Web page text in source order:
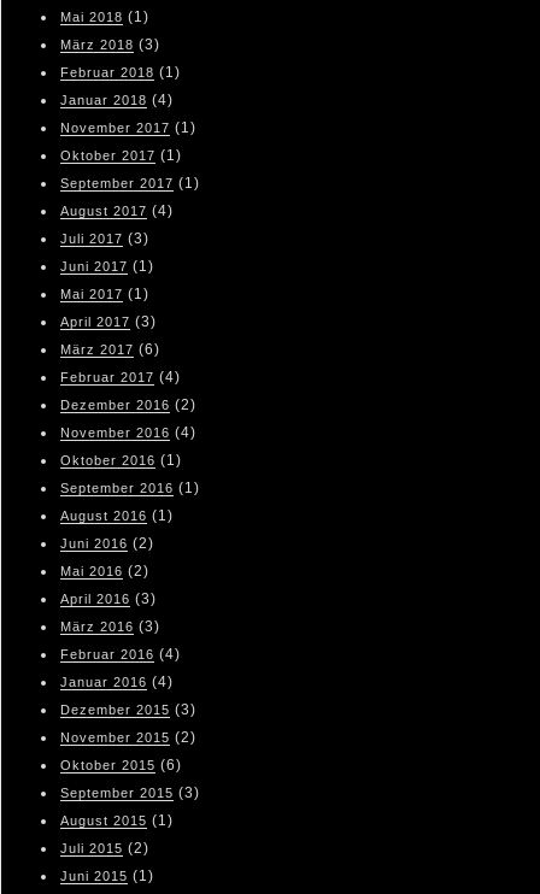
Mai 2018 (1)
März 2018 (3)
Februar 2018 (1)
Januar 2018 (4)
November 2017 (1)
Oktober 2017 (1)
September 2017 (1)
August 2017 (4)
Juli 2017 (3)
Juni 2017 (1)
Mai 2017 (1)
April 2017 (3)
März 2017 (6)
Februar 2017 (4)
Dezember 2016 (2)
November 2016 (4)
Oktober 2016 (1)
September 2016 (1)
August 2016 (1)
Juni 2016 (2)
Mai 2016 (2)
April 2016 (3)
März 2016 (3)
Februar 2016 (4)
Januar 2016 (4)
Dezember 2015 (3)
November 2015 (2)
Oktober 2015 (6)
September 2015 (3)
August 2015 (1)
Juli 2015 (2)
Juni 2015 (1)